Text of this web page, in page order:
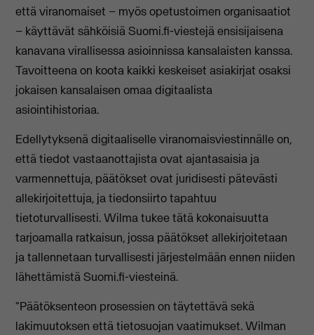
että viranomaiset – myös opetustoimen organisaatiot
– käyttävät sähköisiä Suomi.fi-viestejä ensisijaisena
kanavana virallisessa asioinnissa kansalaisten kanssa.
Tavoitteena on koota kaikki keskeiset asiakirjat osaksi
jokaisen kansalaisen omaa digitaalista
asiointihistoriaa.
Edellytyksenä digitaaliselle viranomaisviestinnälle on,
että tiedot vastaanottajista ovat ajantasaisia ja
varmennettuja, päätökset ovat juridisesti pätevästi
allekirjoitettuja, ja tiedonsiirto tapahtuu
tietoturvallisesti. Wilma tukee tätä kokonaisuutta
tarjoamalla ratkaisun, jossa päätökset allekirjoitetaan
ja tallennetaan turvallisesti järjestelmään ennen niiden
lähettämistä Suomi.fi-viesteinä.
“Päätöksenteon prosessien on täytettävä sekä
lakimuutoksen että tietosuojan vaatimukset. Wilman